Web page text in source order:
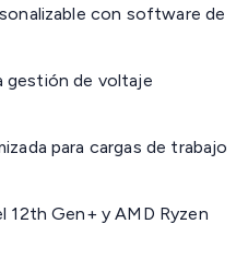
con software de
gestión de voltaje
para cargas de trabajo
Gen+ y AMD Ryzen